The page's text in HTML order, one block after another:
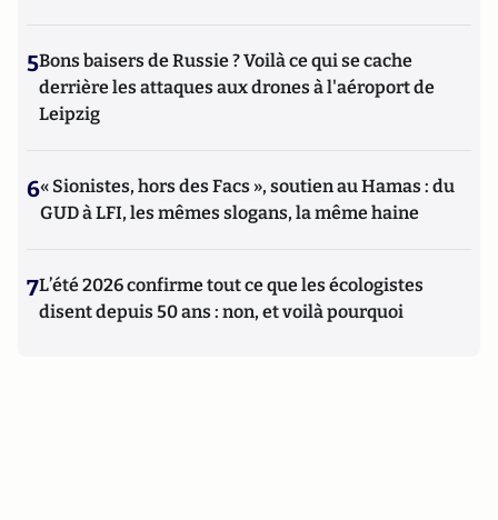
5Bons baisers de Russie ? Voilà ce qui se cache
derrière les attaques aux drones à l'aéroport de
Leipzig
6« Sionistes, hors des Facs », soutien au Hamas : du
GUD à LFI, les mêmes slogans, la même haine
7L’été 2026 confirme tout ce que les écologistes
disent depuis 50 ans : non, et voilà pourquoi